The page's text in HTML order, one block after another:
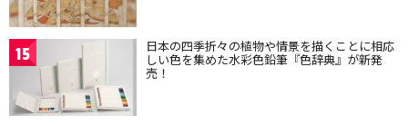
15 日本の四季折々の植物や情景を描くことに相応
しい色を集めた水彩色鉛筆『色辞典』が新発
売！